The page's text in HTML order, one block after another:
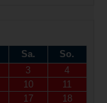
Sa.
So.
3
4
10
11
17
18